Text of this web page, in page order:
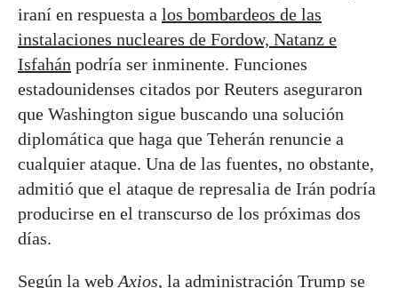
iraní en respuesta a los bombardeos de las
instalaciones nucleares de Fordow, Natanz e
Isfahán podría ser inminente. Funciones
estadounidenses citados por Reuters aseguraron
que Washington sigue buscando una solución
diplomática que haga que Teherán renuncie a
cualquier ataque. Una de las fuentes, no obstante,
admitió que el ataque de represalia de Irán podría
producirse en el transcurso de los próximas dos
días.
Según la web Axios, la administración Trump se